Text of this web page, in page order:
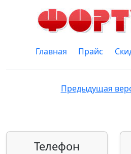
Главная Прайс
Предыдущая
Телефон